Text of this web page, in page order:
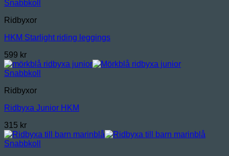
Snabbkoll
Ridbyxor
HKM Starlight riding leggings
599 kr
Snabbkoll
Ridbyxor
Ridbyxa Junior HKM
315 kr
Snabbkoll